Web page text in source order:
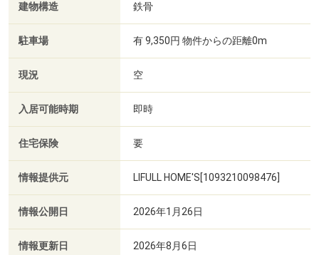
建物構造 鉄骨
駐車場 有 9,350円 物件からの距離0m
現況 空
入居可能時期 即時
住宅保険 要
情報提供元 LIFULL HOME'S[1093210098476]
情報公開日 2026年1月26日
情報更新日 2026年8月6日